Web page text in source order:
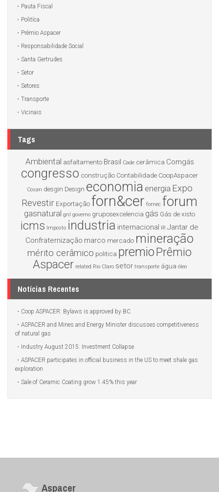
Pauta Fiscal
Politíca
Prêmio Aspacer
Responsabilidade Social
Santa Gertrudes
Setor
Setores
Transporte
Vicinais
Tags
Ambiental asfaltamento Brasil Cade cerâmica Comgás
congresso construção Contabilidade CoopAspacer
Cosan desgin Design economia energia Expo
Revestir Exportaçãoforn&cer fornec forum
gasnatural gnl governo gruposexcelencia gás Gás de xisto
icms Imposto industria internacional IR Jantar de
Confraternização marco mercado mineração
mérito cerâmico politica premioPrêmio
Aspacer related Rio Claro setor transporte água óleo
Notícias Recentes
Coop ASPACER: Bylaws is approved by BC
ASPACER and Mines and Energy Minister discusses competitiveness
of natural gas
Industry August 2015: Investment Collapse
ASPACER participates in official business in the US to meet shale gas
exploration
Sale of Ceramic Coating grow 1.45% this year
Aspacer